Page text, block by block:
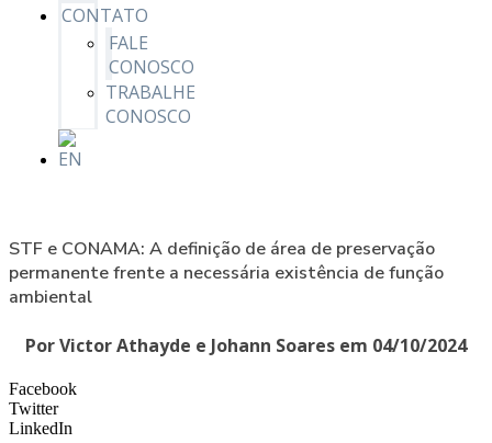
CONTATO
FALE
CONOSCO
TRABALHE
CONOSCO
STF e CONAMA: A definição de área de preservação
permanente frente a necessária existência de função
ambiental
Por Victor Athayde e Johann Soares em 04/10/2024
Facebook
Twitter
LinkedIn